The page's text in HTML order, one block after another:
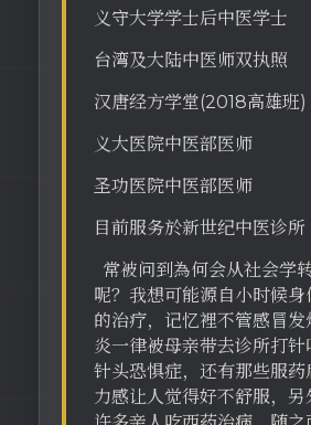
义守大学学士后中医学士
台湾及大陆中医师双执照
汉唐经方学堂(2018高雄班)
义大医院中医部医师
圣功医院中医部医师
目前服务於新世纪中医诊所
常被问到為何会从社会学
呢？我想可能源自小时候身
的治疗，记忆裡不管感冒发
炎一律被母亲带去诊所打针
针头恐惧症，还有那些服药
力感让人觉得好不舒服，另